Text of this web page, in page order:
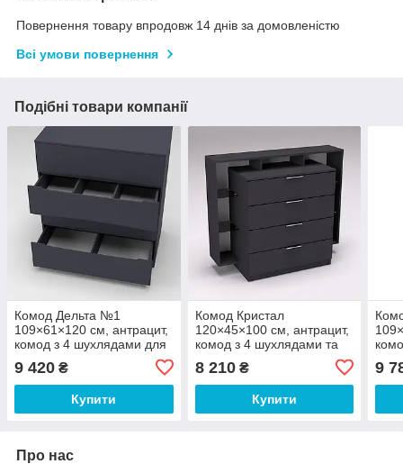
Повернення товару впродовж 14 днів за домовленістю
Всі умови повернення
Подібні товари компанії
Комод Дельта №1
109×61×120 см, антрацит,
комод з 4 шухлядами для
зберігання речей
9 420 ₴
Купити
Комод Кристал
120×45×100 см, антрацит,
комод з 4 шухлядами та
вітальні та зберігання
речей
8 210₴
Купити
9
Про нас